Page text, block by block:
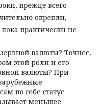
прежде всего
окрепли,
практически не
валюты? Точнее,
этой роли и его
валюты? При
по себе статус
меньшее